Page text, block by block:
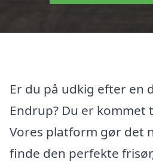
Er du på udkig efter en
Endrup? Du er kommet
Vores platform gør det
finde den perfekte